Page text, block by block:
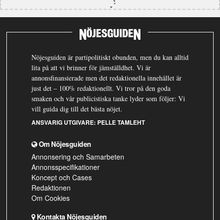
Nöjesguiden är partipolitiskt obunden, men du kan alltid
lita på att vi brinner för jämställdhet. Vi är
annonsfinansierade men det redaktionella innehållet är
just det – 100% redaktionellt. Vi tror på den goda
smaken och vår publicistiska tanke lyder som följer: Vi
vill guida dig till det bästa nöjet.
ANSVARIG UTGIVARE: PELLE TAMLEHT
Om Nöjesguiden
Annonsering och Samarbeten
Annonsspecifikationer
Koncept och Cases
Redaktionen
Om Cookies
Kontakta Nöjesguiden